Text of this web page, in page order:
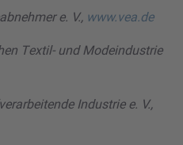
e. V., www.vea.de
Textil- und Modeindustrie
Industrie e. V.,